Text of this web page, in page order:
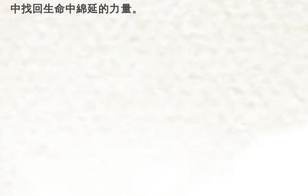
中找回生命中綿延的力量。